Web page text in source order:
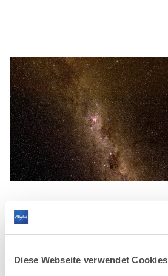
Diese Webseite verwendet Cookies